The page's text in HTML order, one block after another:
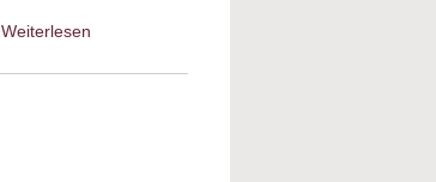
Herrschaft in